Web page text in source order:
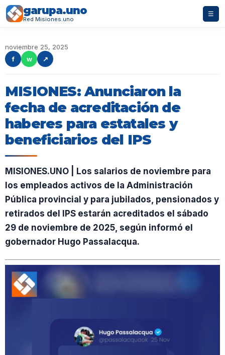
garupa.uno
Red Misiones.uno
☰
noviembre 25, 2025
f
w ↗
MISIONES: Anunciaron la
fecha de acreditación de
haberes para estatales y
beneficiarios del IPS
MISIONES.UNO | Los salarios de noviembre para
los empleados activos de la Administración
Pública provincial y para jubilados, pensionados y
retirados del IPS estarán acreditados el sábado
29 de noviembre de 2025, según informó el
gobernador Hugo Passalacqua.